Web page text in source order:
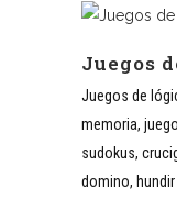
Juegos
Juegos de
memoria,
sudokus,
domino,